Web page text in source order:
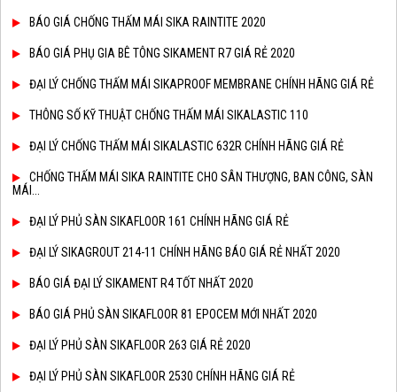
BÁO GIÁ CHỐNG THẤM MÁI SIKA RAINTITE 2020
BÁO GIÁ PHỤ GIA BÊ TÔNG SIKAMENT R7 GIÁ RẺ 2020
ĐẠI LÝ CHỐNG THẤM MÁI SIKAPROOF MEMBRANE CHÍNH HÃNG GIÁ RẺ
THÔNG SỐ KỸ THUẬT CHỐNG THẤM MÁI SIKALASTIC 110
ĐẠI LÝ CHỐNG THẤM MÁI SIKALASTIC 632R CHÍNH HÃNG GIÁ RẺ
CHỐNG THẤM MÁI SIKA RAINTITE CHO SÂN THƯỢNG, BAN CÔNG, SÀN
MÁI...
ĐẠI LÝ PHỦ SÀN SIKAFLOOR 161 CHÍNH HÃNG GIÁ RẺ
ĐẠI LÝ SIKAGROUT 214-11 CHÍNH HÃNG BÁO GIÁ RẺ NHẤT 2020
BÁO GIÁ ĐẠI LÝ SIKAMENT R4 TỐT NHẤT 2020
BÁO GIÁ PHỦ SÀN SIKAFLOOR 81 EPOCEM MỚI NHẤT 2020
ĐẠI LÝ PHỦ SÀN SIKAFLOOR 263 GIÁ RẺ 2020
ĐẠI LÝ PHỦ SÀN SIKAFLOOR 2530 CHÍNH HÃNG GIÁ RẺ